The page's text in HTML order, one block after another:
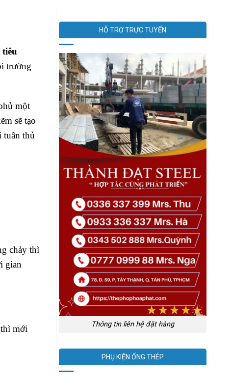
trường
một
sẽ tạo
tuân thủ
chảy thì
gian
mới
HỖ TRỢ TRỰC TUYẾN
Thông tin liên hệ đặt hàng
PHỤ KIỆN ỐNG THÉP